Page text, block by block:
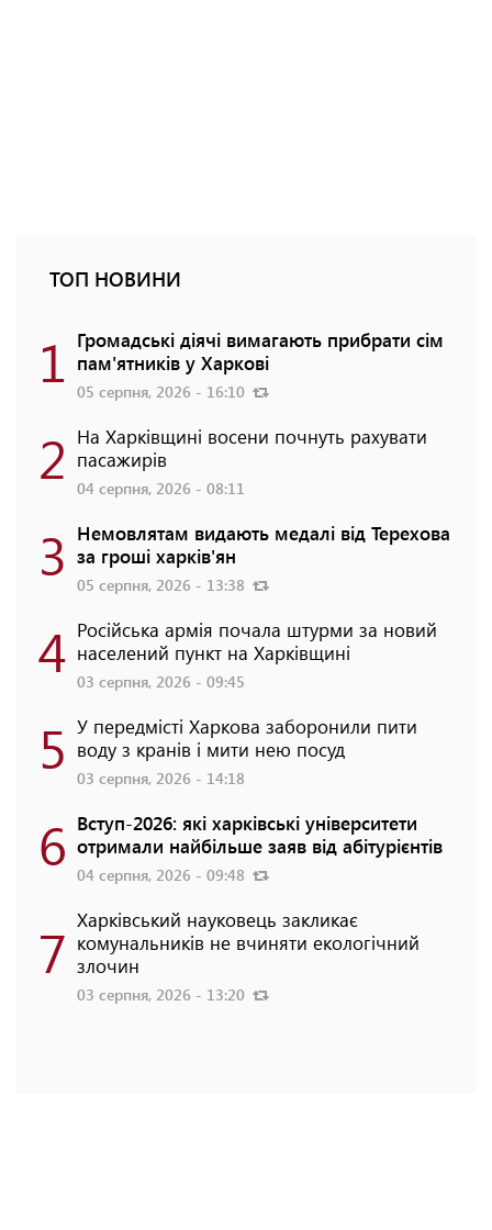
ТОП НОВИНИ
1 Громадські діячі вимагають прибрати сім
пам'ятників у Харкові
05 серпня, 2026 - 16:10
2 На Харківщині восени почнуть рахувати
пасажирів
04 серпня, 2026 - 08:11
3 Немовлятам видають медалі від Терехова
за гроші харків'ян
05 серпня, 2026 - 13:38
4 Російська армія почала штурми за новий
населений пункт на Харківщині
03 серпня, 2026 - 09:45
5 У передмісті Харкова заборонили пити
воду з кранів і мити нею посуд
03 серпня, 2026 - 14:18
6 Вступ-2026: які харківські університети
отримали найбільше заяв від абітурієнтів
04 серпня, 2026 - 09:48
7 Харківський науковець закликає
комунальників не вчиняти екологічний
злочин
03 серпня, 2026 - 13:20